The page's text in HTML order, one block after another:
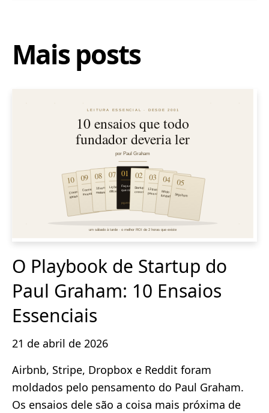
Mais posts
O Playbook de Startup do
Paul Graham: 10 Ensaios
Essenciais
21 de abril de 2026
Airbnb, Stripe, Dropbox e Reddit foram
moldados pelo pensamento do Paul Graham.
Os ensaios dele são a coisa mais próxima de